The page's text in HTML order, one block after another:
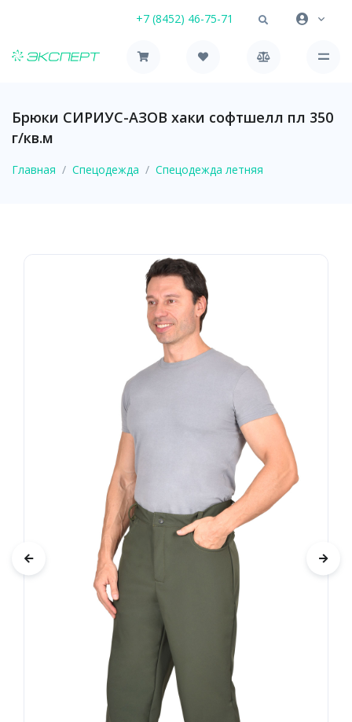
+7 (8452) 46-75-71
Брюки СИРИУС-АЗОВ хаки софтшелл пл 350
г/кв.м
Главная Спецодежда Спецодежда летняя